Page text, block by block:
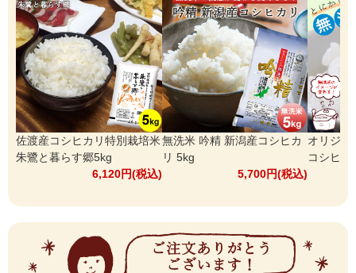
佐渡産コシヒカリ特別栽培米
朱鷺と暮らす郷5kg
6,120円(税込)
無洗米 吟精 新潟産コシヒカ
リ 5kg
5,700円(税込)
オリジナ
コシヒカ